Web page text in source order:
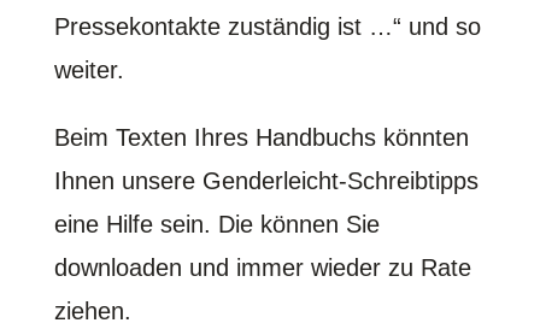
Pressekontakte zuständig ist …“ und so
weiter.
Beim Texten Ihres Handbuchs könnten
Ihnen unsere Genderleicht-Schreibtipps
eine Hilfe sein. Die können Sie
downloaden und immer wieder zu Rate
ziehen.